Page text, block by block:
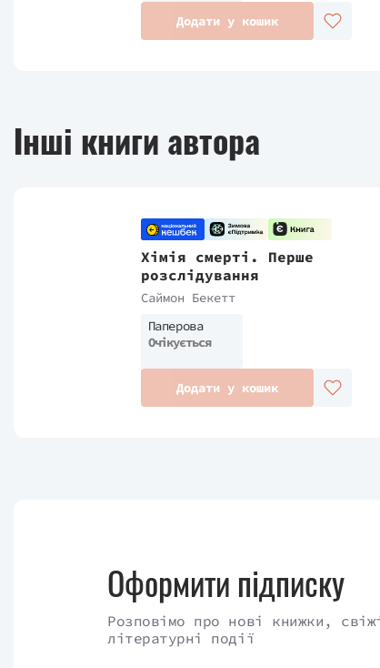
Додати у кошик
Інші книги автора
Хімія смерті. Перше
розслідування
Саймон Бекетт
Паперова
Очікується
Додати у кошик
Оформити підписку
Розповімо про нові книжки,
літературні події